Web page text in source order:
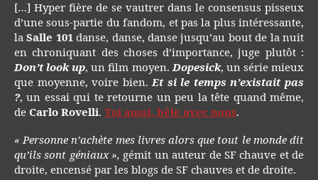
[…] Hyper fière de se vautrer dans le consensus pisseux
d’une sous-partie du fandom, et pas la plus intéressante,
laSalle 101danse, danse, danse jusqu’au bout de la nuit
en chroniquant des choses d’importance, juge plutôt :
Don’t look up, un film moyen.Dopesick, un série mieux
que moyenne, voire bien.Et si le temps n’existait pas
?, un essai qui te retourne un peu la tête quand même,
de Carlo Rovelli. Toi aussi, bêle avec nous.
« Personne n’achète mes livres alors que tout le monde dit
qu’ils sont géniaux »,gémit un auteur de SF chauve et de
droite, encensé par les blogs de SF chauves et de droite.